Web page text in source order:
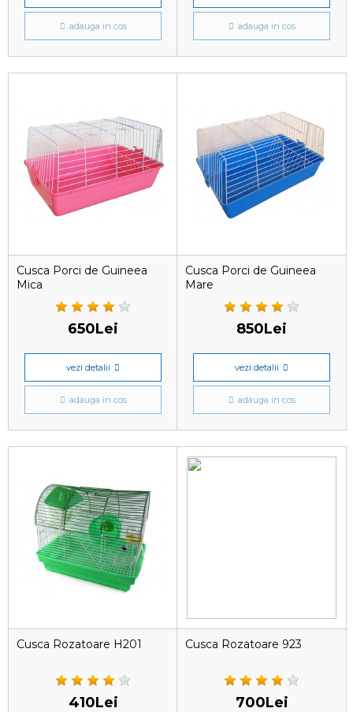
adauga in cos adauga in cos
Cusca Porci de Guineea
Mica
650Lei
vezi detalii
adauga in cos
Cusca Porci de Guineea
Mare
850Lei
vezi detalii
adauga in cos
Cusca Rozatoare H201
410Lei
Cusca Rozatoare 923
700Lei